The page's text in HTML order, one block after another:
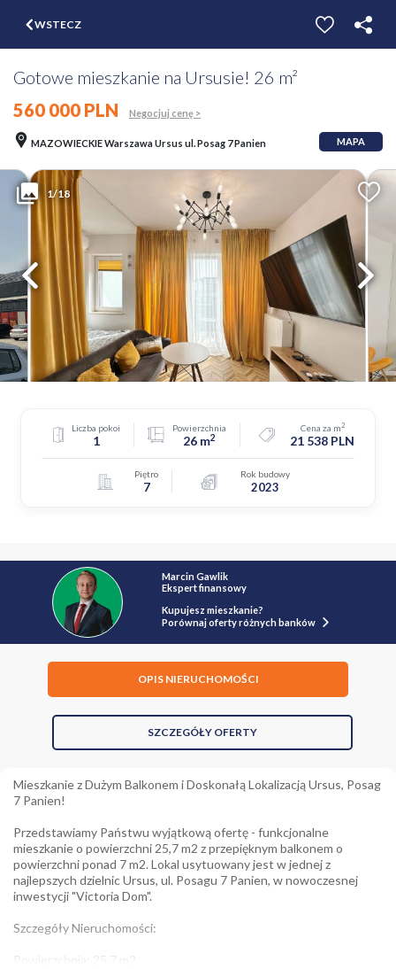
WSTECZ
Gotowe mieszkanie na Ursusie! 26 m²
560 000 PLN
Negocjuj cenę >
MAZOWIECKIE Warszawa Ursus ul. Posag 7 Panien MAPA
1/18
Liczba pokoi
1
Powierzchnia
26 m2
Cena za m2
21 538 PLN
Piętro
7
Rok budowy
2023
Marcin Gawlik
Ekspert finansowy
Kupujesz mieszkanie?
Porównaj oferty różnych banków
OPIS NIERUCHOMOŚCI
SZCZEGÓŁY OFERTY
Mieszkanie z Dużym Balkonem i Doskonałą Lokalizacją Ursus, Posag
7 Panien!
Przedstawiamy Państwu wyjątkową ofertę - funkcjonalne
mieszkanie o powierzchni 25,7 m2 z przepięknym balkonem o
powierzchni ponad 7 m2. Lokal usytuowany jest w jednej z
najlepszych dzielnic Ursus, ul. Posagu 7 Panien, w nowoczesnej
inwestycji "Victoria Dom".
Szczegóły Nieruchomości:
Powierzchnia: 25,7 m2